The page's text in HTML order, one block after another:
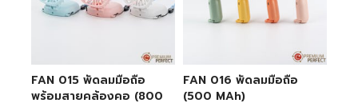
FAN 015 พัดลมมือถือ
พร้อมสายคล้องคอ (800
FAN 016 พัดลมมือถือ
(500 MAh)